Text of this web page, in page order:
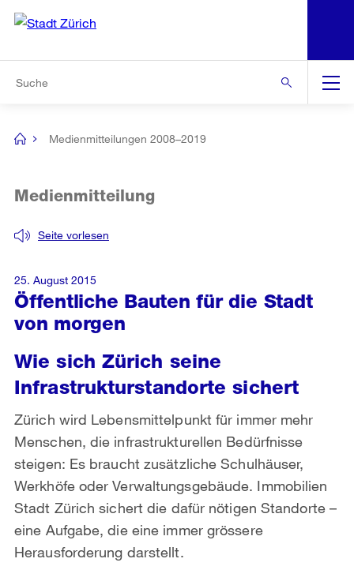
Navigation
[no
Medienmitteilungen 2008–2019
Öffentliche Bauten für die Stadt
von morgen
Seite vorlesen
Medienmitteilung
Wie sich Zürich seine
Infrastrukturstandorte sichert
Zürich wird Lebensmittelpunkt für immer mehr
Menschen, die infrastrukturellen Bedürfnisse
steigen: Es braucht zusätzliche Schulhäuser,
Werkhöfe oder Verwaltungsgebäude. Immobilien
Stadt Zürich sichert die dafür nötigen Standorte –
eine Aufgabe, die eine immer grössere
Herausforderung darstellt.
25. August 2015